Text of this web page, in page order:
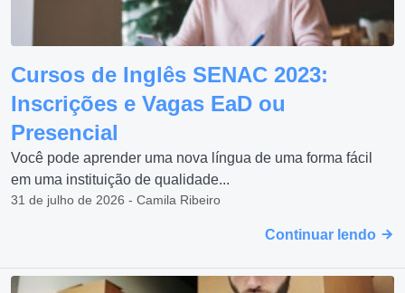
Cursos de Inglês SENAC 2023:
Inscrições e Vagas EaD ou
Presencial
Você pode aprender uma nova língua de uma forma fácil
em uma instituição de qualidade...
31 de julho de 2026 - Camila Ribeiro
Continuar lendo